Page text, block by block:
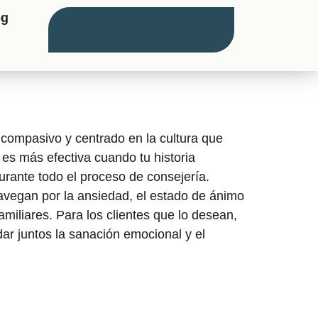
y centrado en la cultura que
más efectiva cuando tu historia
todo el proceso de consejería.
por la ansiedad, el estado de ánimo
Para los clientes que lo desean,
juntos la sanación emocional y el